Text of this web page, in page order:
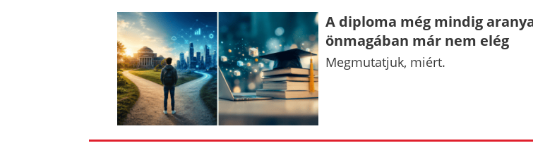
A diploma még mindig
önmagában már nem elég
Megmutatjuk, miért.